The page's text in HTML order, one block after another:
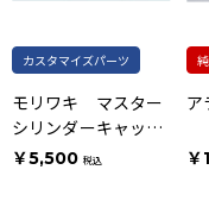
カスタマイズパーツ
モリワキ マスター
シリンダーキャップ
ブラック
￥5,500 税込
ア